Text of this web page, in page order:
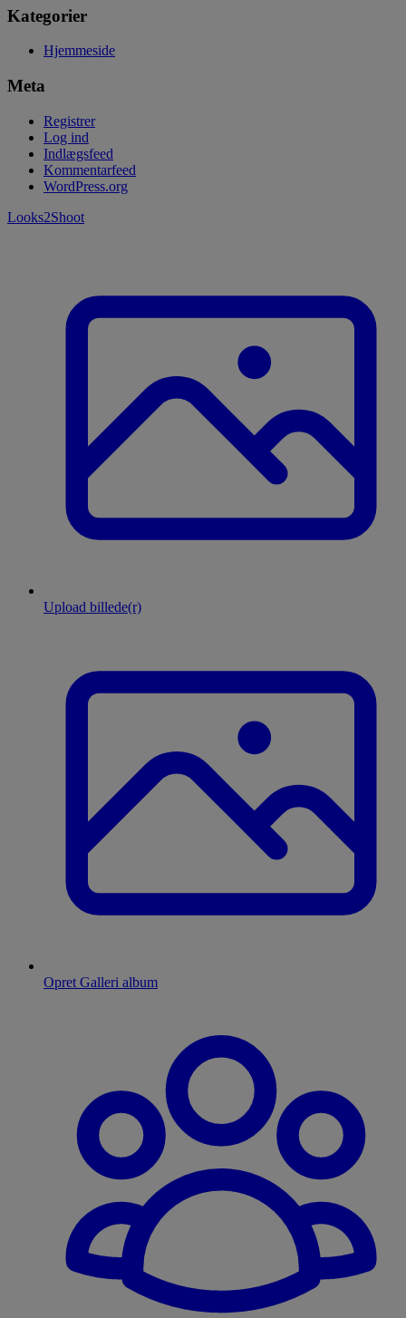
Kategorier
Hjemmeside
Meta
Registrer
Log ind
Indlægsfeed
Kommentarfeed
WordPress.org
Looks2Shoot
Upload billede(r)
Opret Galleri album